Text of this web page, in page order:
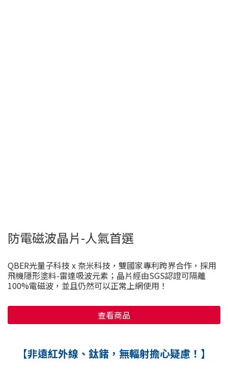
防電磁波晶片-人氣首選
QBER光量子科技 x 奈米科技，雙國家專利跨界合作，採用
飛機隱形塗料-雷達吸波元素；晶片經由SGS認證可隔離
100%電磁波，並且仍然可以正常上網使用！
查看商品
【非遠紅外線、鈦鍺，無輻射擔心疑慮！】